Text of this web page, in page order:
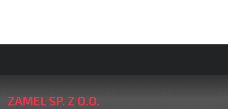
ZAMEL SP. Z O.O.